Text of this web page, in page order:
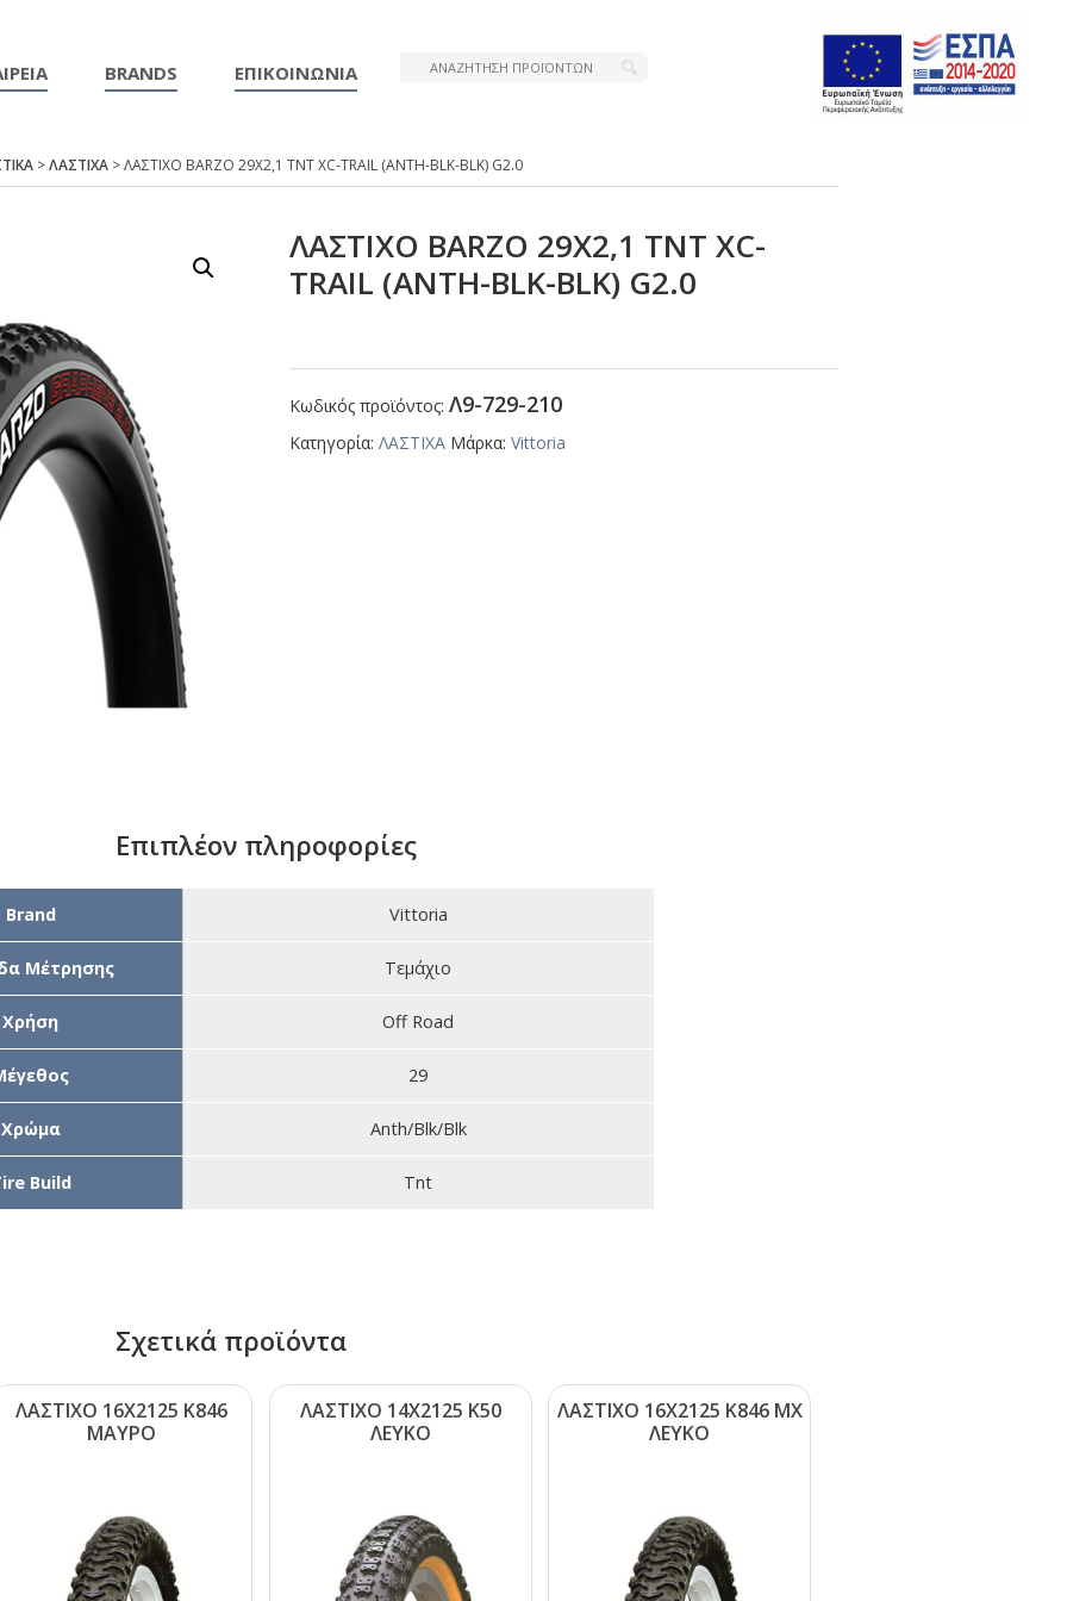
BRANDS ΕΠΙΚΟΙΝΩΝΙΑ
>ΛΑΣΤΙΧΑ> ΛΑΣΤΙΧΟ ΒΑRΖΟ 29Χ2,1 ΤΝΤ ΧC-ΤRΑΙL (ΑΝΤΗ-ΒLΚ-ΒLΚ) G2.0
ΛΑΣΤΙΧΟ ΒΑRΖΟ 29Χ2,1 ΤΝΤ ΧC-
ΤRΑΙL (ΑΝΤΗ-ΒLΚ-ΒLΚ) G2.0
Κωδικός προϊόντος:Λ9-729-210
Κατηγορία:ΛΑΣΤΙΧΑ Μάρκα:Vittoria
Επιπλέον πληροφορίες
Brand Vittoria
Μέτρησης Τεμάχιο
Χρήση Off Road
29
Χρώμα Αnth/Blk/Blk
Build Tnt
Σχετικά προϊόντα
ΛΑΣΤΙΧΟ 16Χ2125 Κ846
ΜΑΥΡΟ
ΛΑΣΤΙΧΟ 14Χ2125 Κ50
ΛΕΥΚΟ
ΛΑΣΤΙΧΟ 16Χ2125 Κ846 ΜΧ
ΛΕΥΚΟ